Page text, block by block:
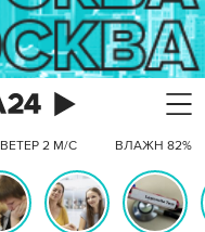
ВЕТЕР 2 М/С ВЛАЖН 82%